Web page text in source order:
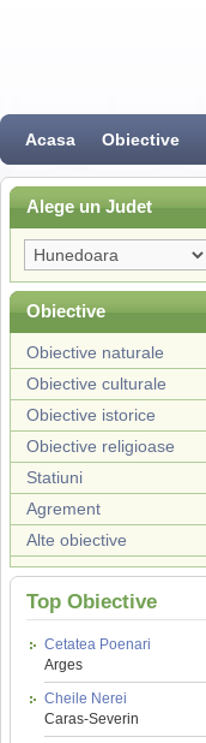
Acasa Obiective
Alege un Judet
Obiective
Obiective naturale
Obiective culturale
Obiective istorice
Obiective religioase
Statiuni
Agrement
Alte obiective
Top Obiective
Cetatea Poenari
Arges
Cheile Nerei
Caras-Severin